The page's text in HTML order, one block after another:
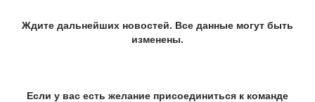
Ждите дальнейших новостей. Все данные могут быть
изменены.
Если у вас есть желание присоединиться к команде